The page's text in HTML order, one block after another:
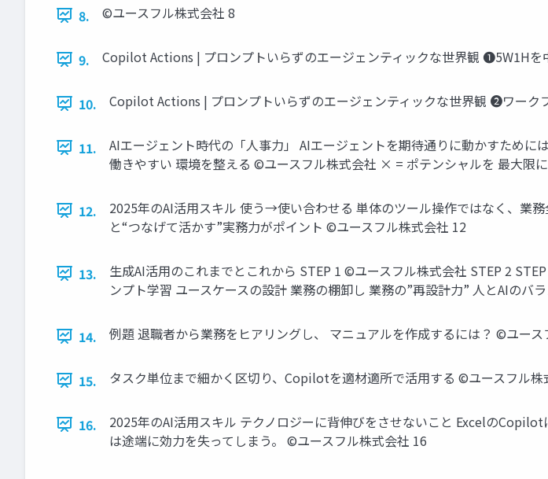
8. ©️ユースフル株式会社 8
9. Copilot Actions | プロンプトいらずのエージェンティックな世界観 ❶5W1H
10. Copilot Actions | プロンプトいらずのエージェンティックな世界観 ❷ワーク
11.
AIエージェント時代の「人事力」 AIエージェントを期待通りに動かすため
働きやすい 環境を整える ©️ユースフル株式会社 × = ポテンシャルを 最大限
12.
2025年のAI活用スキル 使う→使い合わせる 単体のツール操作ではなく、業
と“つなげて活かす”実務力がポイント ©️ユースフル株式会社 12
13.
生成AI活用のこれまでとこれから STEP 1 ©️ユースフル株式会社 STEP 2
ンプト学習 ユースケースの設計 業務の棚卸し 業務の”再設計力” 人とAIのバ
14. 例題 退職者から業務をヒアリングし、 マニュアルを作成するには？ ©️ユース
15. タスク単位まで細かく区切り、Copilotを適材適所で活用する ©️ユースフル株
16.
2025年のAI活用スキル テクノロジーに背伸びをさせないこと Excelの
は途端に効力を失ってしまう。 ©️ユースフル株式会社 16